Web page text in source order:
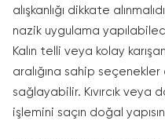
alışkanlığı dikkate
nazik uygulama
Kalın telli veya kolay
aralığına sahip
sağlayabilir. Kıvırcık
işlemini saçın doğal